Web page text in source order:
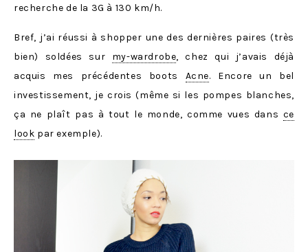
recherche de la 3G à 130 km/h.
Bref, j’ai réussi à shopper une des dernières paires (très
bien) soldées sur my-wardrobe, chez qui j’avais déjà
acquis mes précédentes boots Acne. Encore un bel
investissement, je crois (même si les pompes blanches,
ça ne plaît pas à tout le monde, comme vues dans ce
look par exemple).